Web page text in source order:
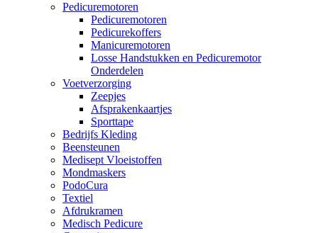
Pedicuremotoren
Pedicuremotoren
Pedicurekoffers
Manicuremotoren
Losse Handstukken en Pedicuremotor
Onderdelen
Voetverzorging
Zeepjes
Afsprakenkaartjes
Sporttape
Bedrijfs Kleding
Beensteunen
Medisept Vloeistoffen
Mondmaskers
PodoCura
Textiel
Afdrukramen
Medisch Pedicure